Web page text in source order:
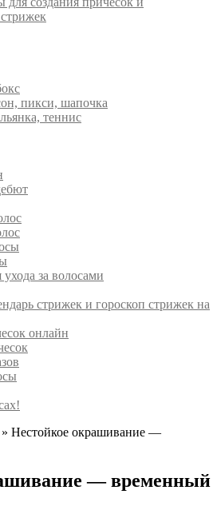
пикси, шапочка
теннис
ухода за волосами
стрижек и гороскоп стрижек на
онлайн
» Нестойкое окрашивание —
— временный